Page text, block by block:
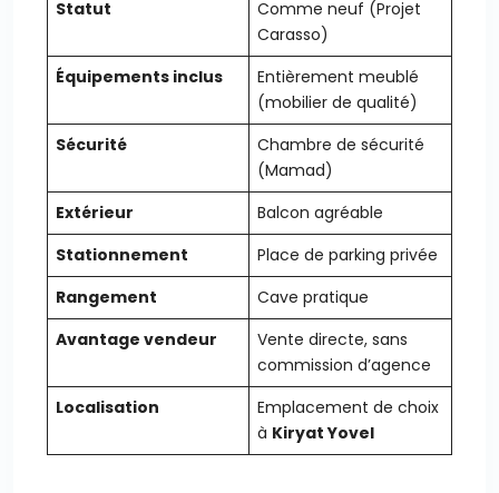
Statut
Comme neuf (Projet
Carasso)
Équipements inclus
Entièrement meublé
(mobilier de qualité)
Sécurité
Chambre de sécurité
(Mamad)
Extérieur
Balcon agréable
Stationnement
Place de parking privée
Rangement
Cave pratique
Avantage vendeur
Vente directe, sans
commission d’agence
Localisation
Emplacement de choix
à Kiryat Yovel